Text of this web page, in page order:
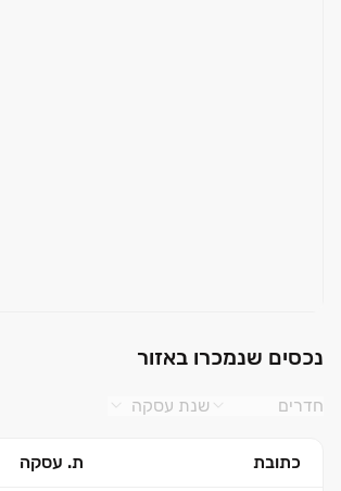
נכסים שנמכרו באזור
חדרים שנת עסקה
כתובת ת. עסקה